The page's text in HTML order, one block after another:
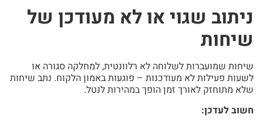
ניתוב שגוי או לא מעודכן של
שיחות
שיחות שמועברות לשלוחה לא רלוונטית, למחלקה סגורה או
לשעות פעילות לא מעודכנות – פוגעות באמון הלקוח. נתב שיחות
שלא מתוחזק לאורך זמן הופך במהירות לנטל.
חשוב לעדכן: